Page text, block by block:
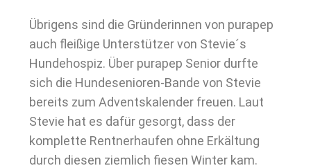
Übrigens sind die Gründerinnen von purapep
auch fleißige Unterstützer von Stevie´s
Hundehospiz. Über purapep Senior durfte
sich die Hundesenioren-Bande von Stevie
bereits zum Adventskalender freuen. Laut
Stevie hat es dafür gesorgt, dass der
komplette Rentnerhaufen ohne Erkältung
durch diesen ziemlich fiesen Winter kam.